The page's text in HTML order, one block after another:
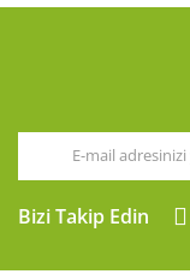
Bizi Takip Edin